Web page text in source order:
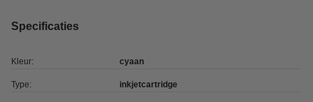
Specificaties
Kleur: cyaan
Type: inkjetcartridge